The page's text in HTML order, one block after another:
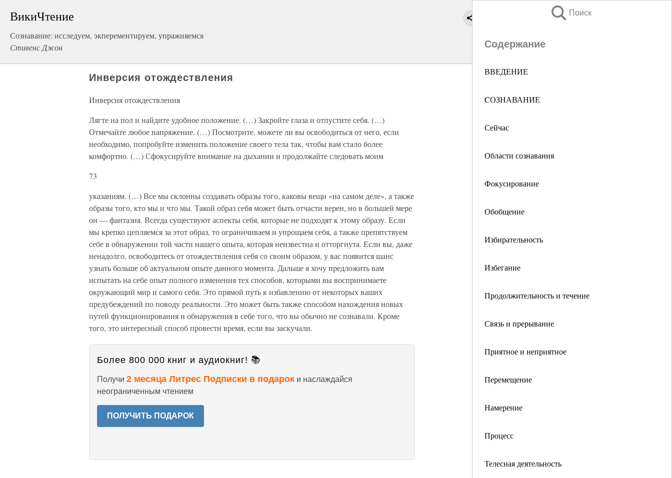
ВикиЧтение
Сознавание: исследуем, экперементируем, упражняемся
Стивенс Джон
Поиск
Содержание
ВВЕДЕНИЕ
CОЗНАВАНИЕ
Сейчас
Области сознавания
Фокусирование
Обобщение
Избирательность
Избегание
Продолжительность и течение
Связь и прерывание
Приятное и неприятное
Перемещение
Намерение
Процесс
Телесная деятельность
Инверсия отождествления
Инверсия отождествления
Лягте на пол и найдите удобное положение. (…) Закройте глаза и отпустите себя. (…)
Отмечайте любое напряжение. (…) Посмотрите, можете ли вы освободиться от него, если
необходимо, попробуйте изменить положение своего тела так, чтобы вам стало более
комфортно. (…) Сфокусируйте внимание на дыхании и продолжайте следовать моим
73
указаниям. (…) Все мы склонны создавать образы того, каковы вещи «на самом деле», а также
образы того, кто мы и что мы. Такой образ себя может быть отчасти верен, но в большей мере
он — фантазия. Всегда существуют аспекты себя, которые не подходят к этому образу. Если
мы крепко цепляемся за этот образ, то ограничиваем и упрощаем себя, а также препятствуем
себе в обнаружении той части нашего опыта, которая неизвестна и отторгнута. Если вы, даже
ненадолго, освободитесь от отождествления себя со своим образом, у вас появится шанс
узнать больше об актуальном опыте данного момента. Дальше я хочу предложить вам
испытать на себе опыт полного изменения тех способов, которыми вы воспринимаете
окружающий мир и самого себя. Это прямой путь к избавлению от некоторых ваших
предубеждений по поводу реальности. Это может быть также способом нахождения новых
путей функционирования и обнаружения в себе того, что вы обычно не сознавали. Кроме
того, это интересный способ провести время, если вы заскучали.
Более 800 000 книг и аудиокниг! 📚
Получи 2 месяца Литрес Подписки в подарок и наслаждайся
неограниченным чтением
ПОЛУЧИТЬ ПОДАРОК